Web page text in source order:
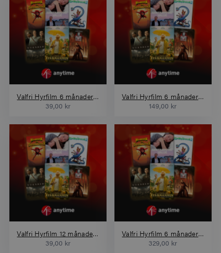
Valfri Hyrfilm 6 månader 1 film
39,00 kr
Valfri Hyrfilm 6 månader 4 filmer
149,00 kr
Valfri Hyrfilm 12 månader 1 film
39,00 kr
Valfri Hyrfilm 6 månader 10 filmer
329,00 kr